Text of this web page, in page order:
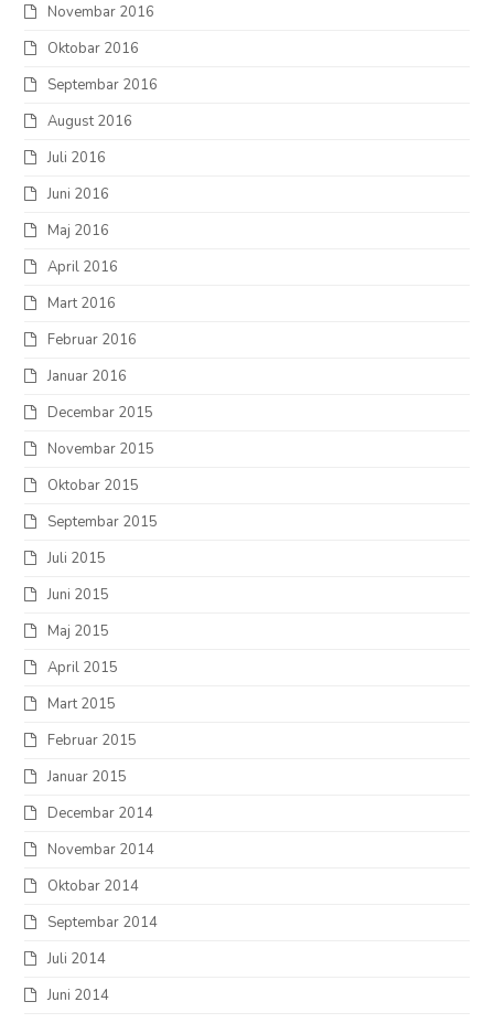
Novembar 2016
Oktobar 2016
Septembar 2016
August 2016
Juli 2016
Juni 2016
Maj 2016
April 2016
Mart 2016
Februar 2016
Januar 2016
Decembar 2015
Novembar 2015
Oktobar 2015
Septembar 2015
Juli 2015
Juni 2015
Maj 2015
April 2015
Mart 2015
Februar 2015
Januar 2015
Decembar 2014
Novembar 2014
Oktobar 2014
Septembar 2014
Juli 2014
Juni 2014